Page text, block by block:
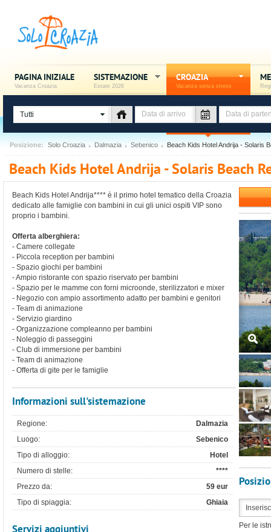
PAGINA INIZIALE
Vacanza Croazia
SISTEMAZIONE
Estate 2026
CROAZIA
Vacanza senza stress
Tutti
Posizione: Solo Croazia Dalmazia Sebenico Beach Kids Hotel Andrija - Solaris
Beach Kids Hotel Andrija - Solaris Beach
Beach Kids Hotel Andrija**** è il primo hotel tematico della Croazia
dedicato alle famiglie con bambini in cui gli unici ospiti VIP sono
proprio i bambini.
Offerta alberghiera:
- Camere collegate
- Piccola reception per bambini
- Spazio giochi per bambini
- Ampio ristorante con spazio riservato per bambini
- Spazio per le mamme con forni microonde, sterilizzatori e mixer
- Negozio con ampio assortimento adatto per bambini e genitori
- Team di animazione
- Servizio giardino
- Organizzazione compleanno per bambini
- Noleggio di passeggini
- Club di immersione per bambini
- Team di animazione
- Offerta di gite per le famiglie
Informazioni sull'sistemazione
Regione:
Dalmazia
Luogo:
Sebenico
Tipo di alloggio:
Hotel
Numero di stelle:
****
Prezzo da:
59 eur
Tipo di spiaggia:
Ghiaia
Servizi aggiuntivi
Per le